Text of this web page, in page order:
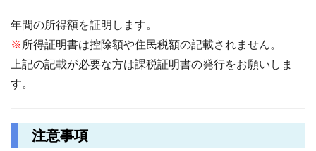
年間の所得額を証明します。
※ 所得証明書は控除額や住民税額の記載されません。
上記の記載が必要な方は課税証明書の発行をお願いしま
す。
注意事項